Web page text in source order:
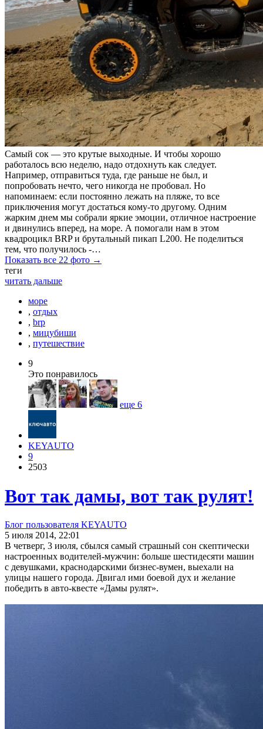
Самый сок — это крутые выходные. И чтобы хорошо
работалось всю неделю, надо отдохнуть как следует.
Например, отправиться туда, где раньше не был, и
попробовать нечто, чего никогда не пробовал. Но
напоминаем: если постоянно лежать на пляже, то все
приключения могут достаться кому-то другому. Одним
жарким днем мы собрали яркие эмоции, отличное настроение
и двинулись вперед, на море. А помогали нам в этом
квадроцикл BRP и брутальный пикап L200. Не поделиться
тем, что получилось -…
Показать все 22 фото →
теги
читать дальше
море
, отдых
, brp
, мицубиши
, путешествие
9
Это понравилось
еще 6
KEYAUTO
9
2503
Вот так дамы, вот так рулят!
Блог пользователя KEYAUTO
5 июля 2014, 22:01
В четверг, 3 июля, сбылся самый страшный сон скептически
настроенных водителей-мужчин: больше шестидесяти машин
с девушками, краснодарскими бизнес-вумен, выехали на
улицы нашего города. Двигал ими боевой дух и желание
победить в авто-квесте «Дамы рулят».